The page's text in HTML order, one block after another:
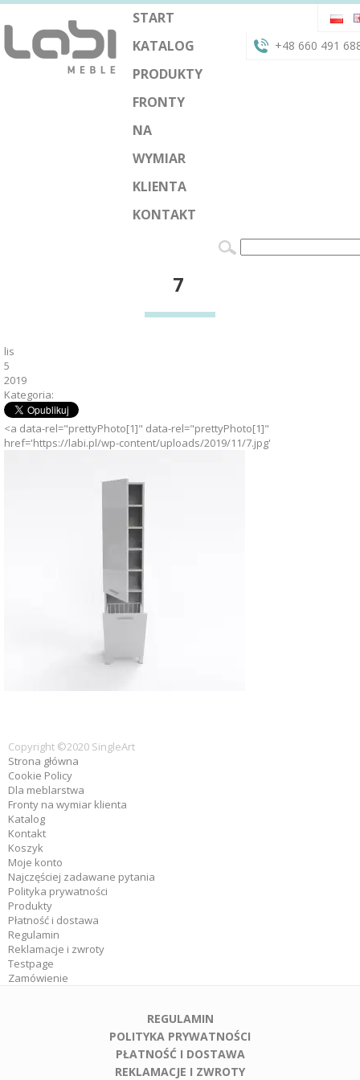
START
KATALOG
PRODUKTY
FRONTY
NA
WYMIAR
KLIENTA
KONTAKT
+48 660 491
7
lis
5
2019
Kategoria:
<a data-rel="prettyPhoto[1]" data-rel="prettyPhoto[1]"
href='https://labi.pl/wp-content/uploads/2019/11/7.jpg'
Copyright ©2020 SingleArt
Strona główna
Cookie Policy
Dla meblarstwa
Fronty na wymiar klienta
Katalog
Kontakt
Koszyk
Moje konto
Najczęściej zadawane pytania
Polityka prywatności
Produkty
Płatność i dostawa
Regulamin
Reklamacje i zwroty
Testpage
Zamówienie
REGULAMIN
POLITYKA PRYWATNOŚCI
PŁATNOŚĆ I DOSTAWA
REKLAMACJE I ZWROTY